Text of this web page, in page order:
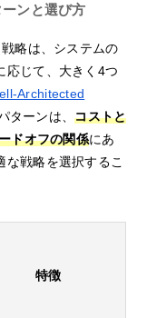
ンと選び方
略は、システムの
応じて、大きく4つ
Architected
ターンは、コストと
ドオフの関係にあ
な戦略を選択するこ
特徴